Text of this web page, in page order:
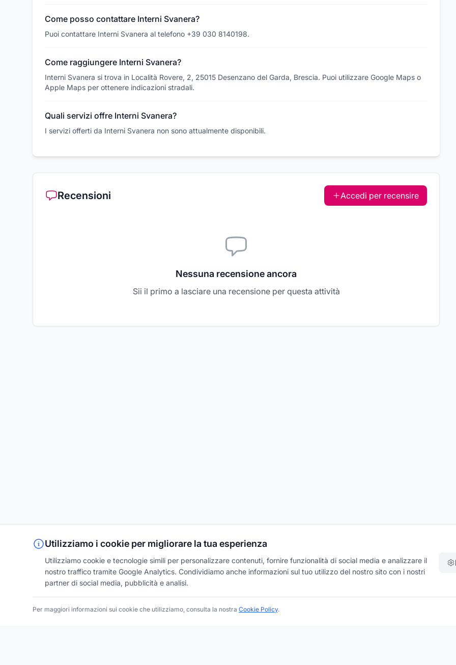
Come posso contattare Interni Svanera?
Puoi contattare Interni Svanera al telefono +39 030 8140198.
Come raggiungere Interni Svanera?
Interni Svanera si trova in Località Rovere, 2, 25015 Desenzano del Garda, Brescia. Puoi utilizzare Google Maps o
Apple Maps per ottenere indicazioni stradali.
Quali servizi offre Interni Svanera?
I servizi offerti da Interni Svanera non sono attualmente disponibili.
Recensioni Accedi per recensire
Nessuna recensione ancora
Sii il primo a lasciare una recensione per questa attività
Utilizziamo i cookie per migliorare la tua esperienza
Utilizziamo cookie e tecnologie simili per personalizzare contenuti, fornire funzionalità di social media e analizzare il
nostro traffico tramite Google Analytics. Condividiamo anche informazioni sul tuo utilizzo del nostro sito con i nostri
partner di social media, pubblicità e analisi.
Per maggiori informazioni sui cookie che utilizziamo, consulta la nostra Cookie Policy.